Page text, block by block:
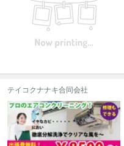
テイコクナナキ合同会社